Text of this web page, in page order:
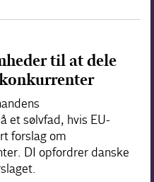
til at dele
et sølvfad, hvis EU-
forslag om
DI opfordrer danske